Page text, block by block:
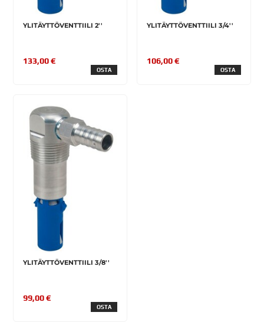
YLITÄYTTÖVENTTIILI 2''
133,00 €
OSTA
YLITÄYTTÖVENTTIILI 3/4''
106,00 €
OSTA
YLITÄYTTÖVENTTIILI 3/8''
99,00 €
OSTA